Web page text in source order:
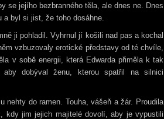
se jejího bezbranného těla, ale dnes ne. Dnes
a byl si jist, že toho dosáhne.
ji pohladil. Vyhrnul jí košili nad pas a kochal
vzbuzovaly erotické představy od té chvíle,
v sobě energii, která Edwarda přiměla k tak
aby dobýval ženu, kterou spatřil na silnici
nehty do ramen. Touha, vášeň a žár. Proudila
kdy jim jejich majitelé dovolí, aby je vypustili